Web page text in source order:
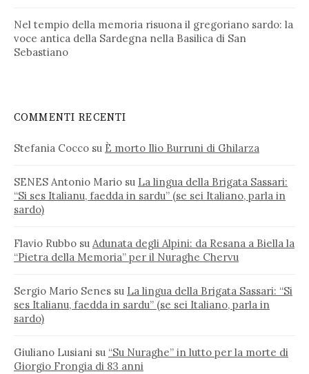
Nel tempio della memoria risuona il gregoriano sardo: la
voce antica della Sardegna nella Basilica di San
Sebastiano
COMMENTI RECENTI
Stefania Cocco su È morto Ilio Burruni di Ghilarza
SENES Antonio Mario su La lingua della Brigata Sassari:
“Si ses Italianu, faedda in sardu” (se sei Italiano, parla in
sardo)
Flavio Rubbo su Adunata degli Alpini: da Resana a Biella la
“Pietra della Memoria” per il Nuraghe Chervu
Sergio Mario Senes su La lingua della Brigata Sassari: “Si
ses Italianu, faedda in sardu” (se sei Italiano, parla in
sardo)
Giuliano Lusiani su “Su Nuraghe” in lutto per la morte di
Giorgio Frongia di 83 anni